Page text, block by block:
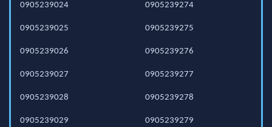
0905239024
0905239025
0905239026
0905239027
0905239028
0905239029
0905239274
0905239275
0905239276
0905239277
0905239278
0905239279